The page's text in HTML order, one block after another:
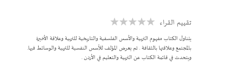
Rating: تقييم القراء
يتناول الكتاب مفهوم التربية والأسس الفلسفية والتاريخية للتربية وعلاقة الأخيرة
بالمجتمع وعلاقتها بالثقافة . ثم يعرض المؤلف للأسس النفسية للتربية والوسائط فيها.
ويتحدث في قائمة الكتاب عن التربية والتعليم في الأردن .